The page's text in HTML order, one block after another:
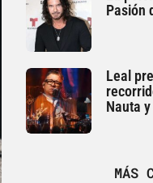
Pasión
Leal
Nauta
MÁS